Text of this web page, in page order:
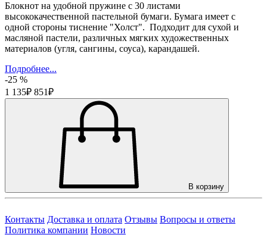
Блокнот на удобной пружине с 30 листами
высококачественной пастельной бумаги. Бумага имеет с
одной стороны тиснение "Холст". Подходит для сухой и
масляной пастели, различных мягких художественных
материалов (угля, сангины, соуса), карандашей.
Подробнее...
-25 %
1 135₽ 851₽
В корзину
Контакты Доставка и оплата Отзывы Вопросы и ответы
Политика компании Новости